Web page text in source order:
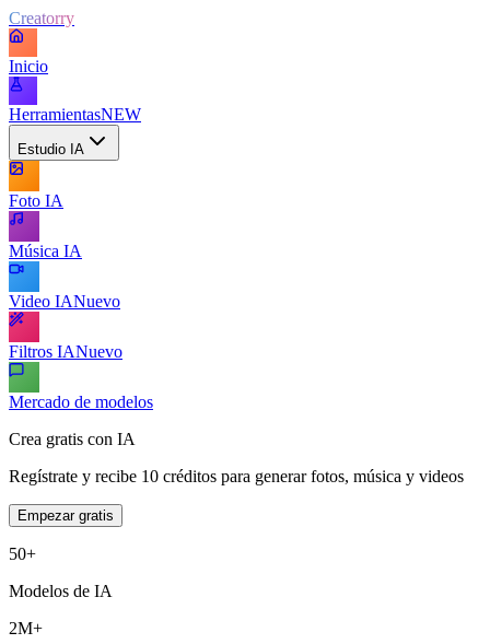
Creatorry
Inicio
HerramientasNEW
Estudio IA
Foto IA
Música IA
Video IANuevo
Filtros IANuevo
Mercado de modelos
Crea gratis con IA
Regístrate y recibe 10 créditos para generar fotos, música y videos
Empezar gratis
50+
Modelos de IA
2M+